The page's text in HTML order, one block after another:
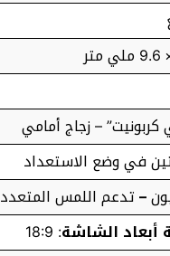
– زجاج أمامي
–تدعم اللمس المتعدد
أبعاد الشاشة: 18:9